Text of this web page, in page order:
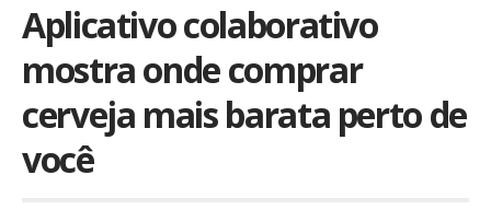
Aplicativo colaborativo
mostra onde comprar
cerveja mais barata perto de
você